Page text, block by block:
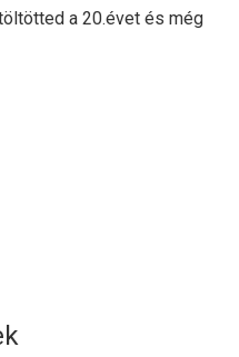
a 20.évet és még